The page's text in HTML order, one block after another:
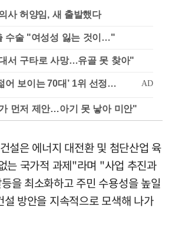
사 허양임, 새 출발했다
수술 "여성성 잃는 것이…"
서 구타로 사망…유골 못 찾아"
먼저 제안…아기 못 낳아 미안"
설은 에너지 대전환 및 첨단산업 육
는 국가적 과제"라며 "사업 추진과
을 최소화하고 주민 수용성을 높일
설 방안을 지속적으로 모색해 나가